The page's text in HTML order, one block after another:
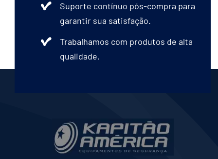
Suporte contínuo pós-compra para
garantir sua satisfação.
Trabalhamos com produtos de alta
qualidade.